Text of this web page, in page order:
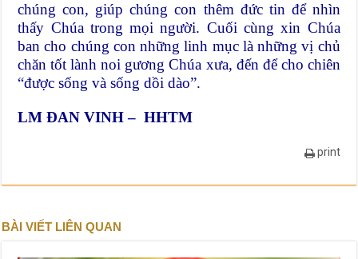
chúng con, giúp chúng con thêm đức tin để nhìn
thấy Chúa trong mọi người. Cuối cùng xin Chúa
ban cho chúng con những linh mục là những vị chủ
chăn tốt lành noi gương Chúa xưa, đến để cho chiên
“được sống và sống dồi dào”.
LM ĐAN VINH – HHTM
print
BÀI VIẾT LIÊN QUAN